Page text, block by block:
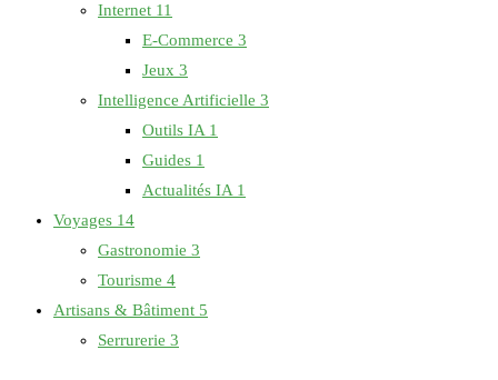
Internet 11
E-Commerce 3
Jeux 3
Intelligence Artificielle 3
Outils IA 1
Guides 1
Actualités IA 1
Voyages 14
Gastronomie 3
Tourisme 4
Artisans & Bâtiment 5
Serrurerie 3